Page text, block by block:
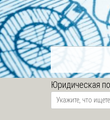
Юридическая